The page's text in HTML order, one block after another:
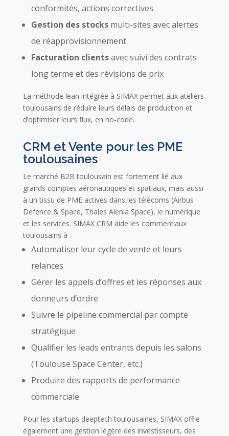
conformités, actions correctives
Gestion des stocksmulti-sites avec alertes
de réapprovisionnement
Facturation clientsavec suivi des contrats
long terme et des révisions de prix
La méthode lean intégrée à SIMAX permet aux ateliers
toulousains de réduire leurs délais de production et
d’optimiser leurs flux, en no-code.
CRM et Vente pour les PME
toulousaines
Le marché B2B toulousain est fortement lié aux
grands comptes aéronautiques et spatiaux, mais aussi
à un tissu de PME actives dans les télécoms (Airbus
Defence & Space, Thales Alenia Space), le numérique
et les services. SIMAX CRM aide les commerciaux
toulousains à :
Automatiser leur cycle de vente et leurs
relances
Gérer les appels d’offres et les réponses aux
donneurs d’ordre
Suivre le pipeline commercial par compte
stratégique
Qualifier les leads entrants depuis les salons
(Toulouse Space Center, etc.)
Produire des rapports de performance
commerciale
Pour les startups deeptech toulousaines, SIMAX offre
également une gestion légère des investisseurs, des